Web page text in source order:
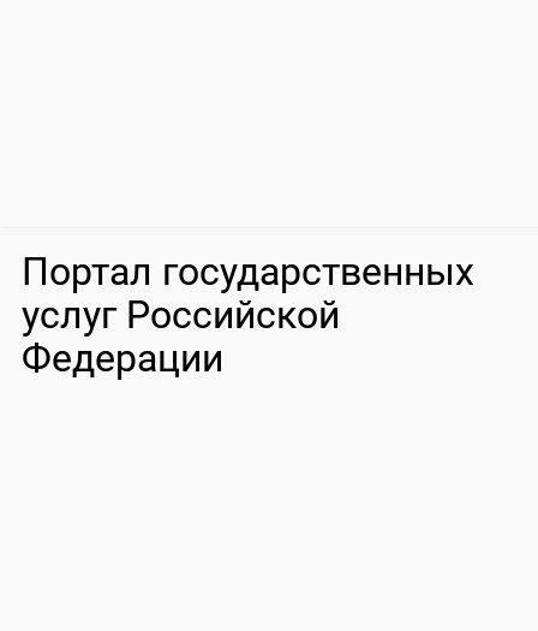
Портал государственных
услуг Российской
Федерации